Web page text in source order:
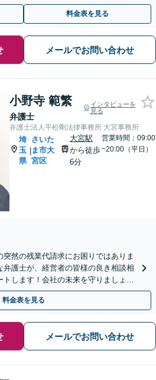
料金表を見る
メールでお問い合わせ
小野寺 範繁
弁護士
インタビューを
見る
弁護士法人平松剛法律事務所 大宮事務所
埼
玉
県
|
さいた
ま市大
宮区
大宮駅
から徒歩
6分
営業時間：09:00
~20:00（平日）
突然の残業代請求にお困りではありま
護士が、経営者の皆様の良き相談相
します！会社の未来を守りましょう
休日相談可】
料金表を見る
メールでお問い合わせ